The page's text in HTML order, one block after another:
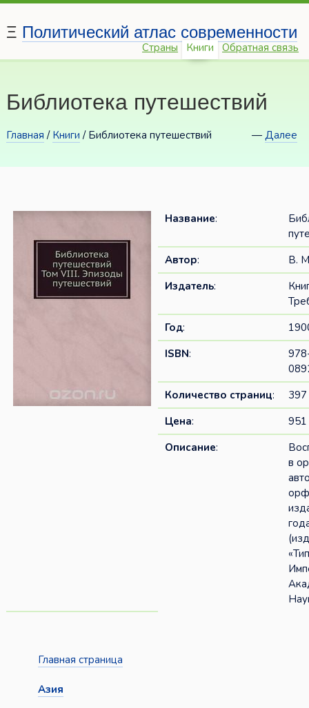
Ξ Политический атлас современности
Страны Книги Обратная связь
Библиотека путешествий
Главная / —Далее
Книги / Библиотека путешествий
Название:
Автор:
В.
Издатель:
Год:
ISBN:
Количество страниц:
397
Цена:
951
Описание:
в
Главная страница
Азия